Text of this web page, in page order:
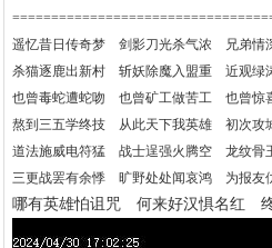
遥忆昔日传奇梦 剑影刀光杀气浓 兄弟情
杀猫逐鹿出新村 斩妖除魔入盟重 近观绿
也曾毒蛇遭蛇吻 也曾矿工做苦工 也曾惊
熬到三五学终技 从此天下我英雄 初次攻
道法施威电符猛 战士逞强火腾空 龙纹骨
三更战罢有余悸 旷野处处闻哀鸿 为报友
哪有英雄怕诅咒 何来好汉惧名红